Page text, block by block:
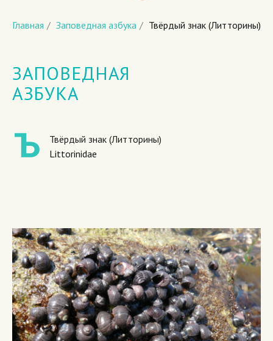
Главная / Заповедная азбука / Твёрдый знак (Литторины)
ЗАПОВЕДНАЯ
АЗБУКА
Твёрдый знак (Литторины)
Littorinidae